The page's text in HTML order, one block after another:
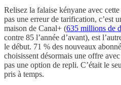
Relisez la falaise kényane avec
pas une erreur de tarification, c’est
maison de Canal+ (635 millions de
contre 85 l’année d’avant), est
le début. 71 % des nouveaux
choisissent désormais une offre
pas une option de repli. C’était le
pris à temps.